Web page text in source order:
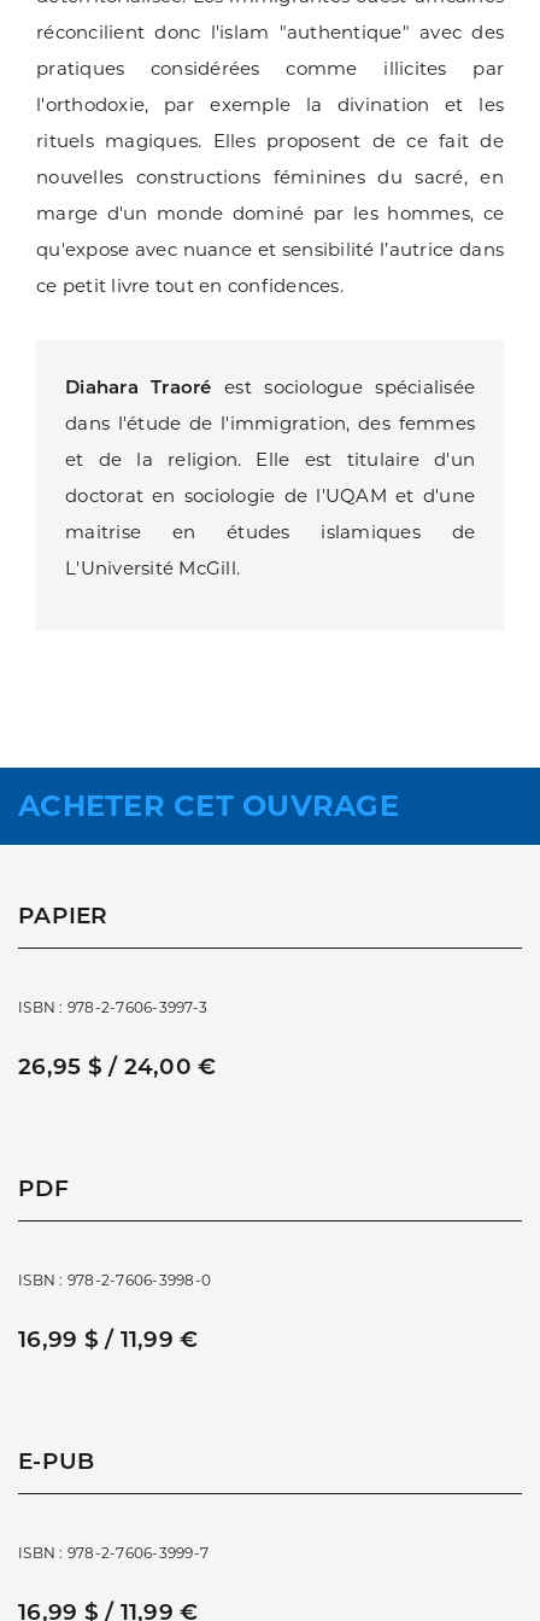
réconcilient donc l'islam "authentique" avec des
pratiques considérées comme illicites par
l'orthodoxie, par exemple la divination et les
rituels magiques. Elles proposent de ce fait de
nouvelles constructions féminines du sacré, en
marge d'un monde dominé par les hommes, ce
qu'expose avec nuance et sensibilité l’autrice dans
ce petit livre tout en confidences.
Diahara Traoré est sociologue spécialisée
dans l'étude de l'immigration, des femmes
et de la religion. Elle est titulaire d'un
doctorat en sociologie de l'UQAM et d'une
maitrise en études islamiques de
L'Université McGill.
ACHETER CET OUVRAGE
PAPIER
ISBN : 978-2-7606-3997-3
26,95 $ / 24,00 €
PDF
ISBN : 978-2-7606-3998-0
16,99 $ / 11,99 €
E-PUB
ISBN : 978-2-7606-3999-7
16,99 $ / 11,99 €